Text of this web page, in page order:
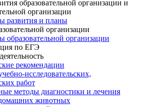
образовательной организации и
организации
развития и планы
организации
образовательной организации
по ЕГЭ
рекомендации
исследовательских,
работ
методы диагностики и лечения
животных